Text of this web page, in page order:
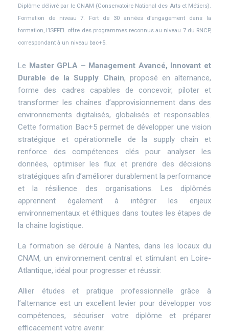
Description
principale
Diplôme délivré par le CNAM (Conservatoire National des Arts et Métiers).
Formation de niveau 7. Fort de 30 années d’engagement dans la
formation, l’ISFFEL offre des programmes reconnus au niveau 7 du RNCP,
correspondant à un niveau bac+5.
Le Master GPLA – Management Avancé, Innovant et
Durable de la Supply Chain, proposé en alternance,
forme des cadres capables de concevoir, piloter et
transformer les chaînes d’approvisionnement dans des
environnements digitalisés, globalisés et responsables.
Cette formation Bac+5 permet de développer une vision
stratégique et opérationnelle de la supply chain et
renforce des compétences clés pour analyser les
données, optimiser les flux et prendre des décisions
stratégiques afin d’améliorer durablement la performance
et la résilience des organisations. Les diplômés
apprennent également à intégrer les enjeux
environnementaux et éthiques dans toutes les étapes de
la chaîne logistique.
La formation se déroule à Nantes, dans les locaux du
CNAM, un environnement central et stimulant en Loire-
Atlantique, idéal pour progresser et réussir.
Allier études et pratique professionnelle grâce à
l’alternance est un excellent levier pour développer vos
compétences, sécuriser votre diplôme et préparer
efficacement votre avenir.